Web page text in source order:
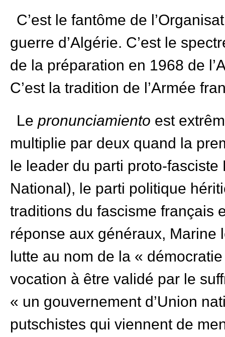
C’est le fantôme de
guerre d’Algérie. C’est le
de la préparation en 1968 de
C’est la tradition de l’Armée
Le pronunciamiento est
multiplie par deux quand la
le leader du parti proto-
National), le parti politique
traditions du fascisme français
réponse aux généraux, Marine
lutte au nom de la «
vocation à être validé par le
« un gouvernement d’Union
putschistes qui viennent de